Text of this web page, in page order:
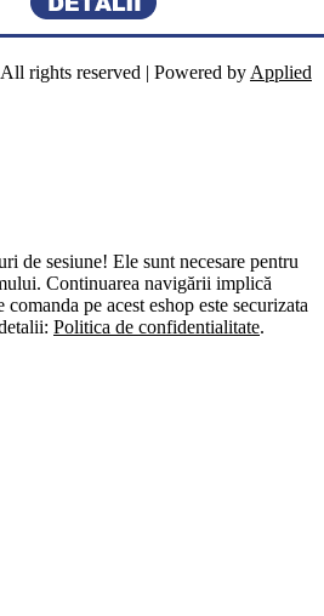
rights reserved | Powered by Applied
de sesiune! Ele sunt necesare pentru
Continuarea navigării implică
pe acest eshop este securizata
Politica de confidentialitate.